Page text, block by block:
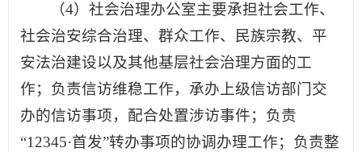
（4）社会治理办公室主要承担社会工作、
社会治安综合治理、群众工作、民族宗教、平
安法治建设以及其他基层社会治理方面的工
作；负责信访维稳工作，承办上级信访部门交
办的信访事项，配合处置涉访事件；负责
“12345·首发”转办事项的协调办理工作；负责整